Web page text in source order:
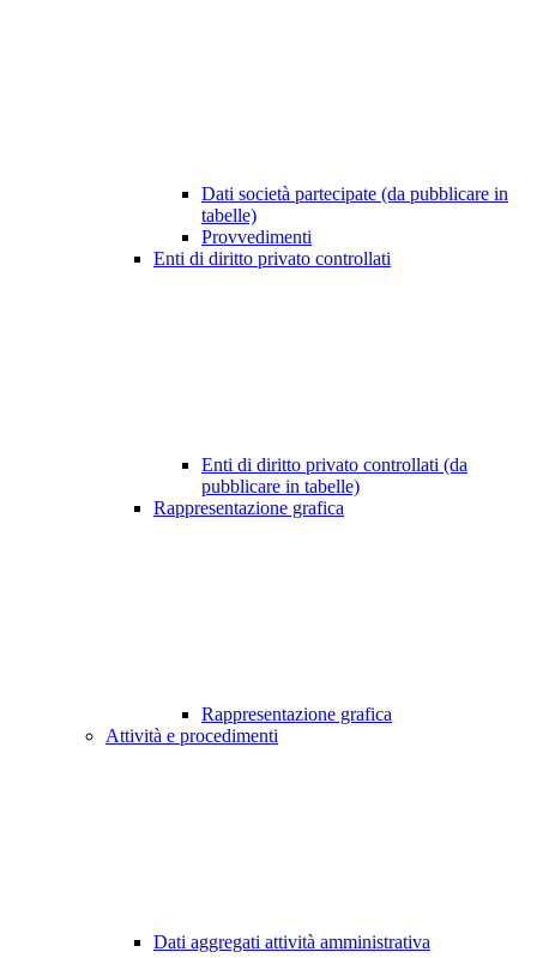
Dati società partecipate (da pubblicare in
tabelle)
Provvedimenti
Enti di diritto privato controllati
Enti di diritto privato controllati (da
pubblicare in tabelle)
Rappresentazione grafica
Rappresentazione grafica
Attività e procedimenti
Dati aggregati attività amministrativa